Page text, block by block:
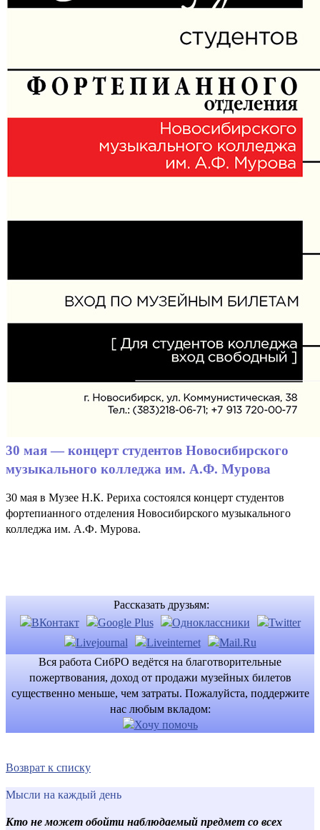
30 мая — концерт студентов Новосибирского
музыкального колледжа им. А.Ф. Мурова
30 мая в Музее Н.К. Рериха состоялся концерт студентов
фортепианного отделения Новосибирского музыкального
колледжа им. А.Ф. Мурова.
Рассказать друзьям:
Вся работа СибРО ведётся на благотворительные
пожертвования, доход от продажи музейных билетов
существенно меньше, чем затраты. Пожалуйста, поддержите
нас любым вкладом:
Возврат к списку
Мысли на каждый день
Кто не может обойти наблюдаемый предмет со всех